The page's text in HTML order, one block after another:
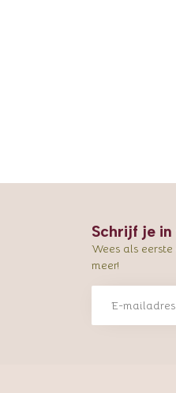
Schrijf je
Wees als
meer!